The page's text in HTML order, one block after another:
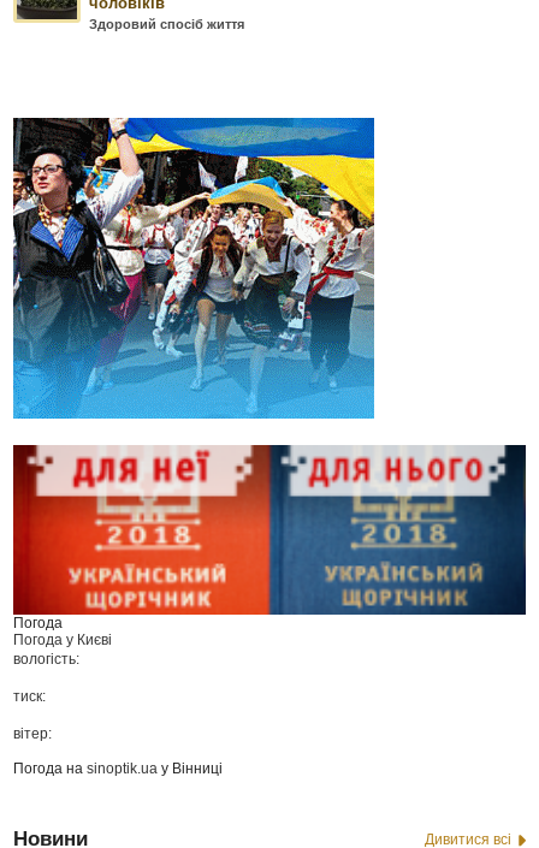
Здоровий спосіб життя
Погода
Погода у Києві
вологість:
тиск:
вітер:
Погода наsinoptik.ua у Вінниці
Новини Дивитися всі